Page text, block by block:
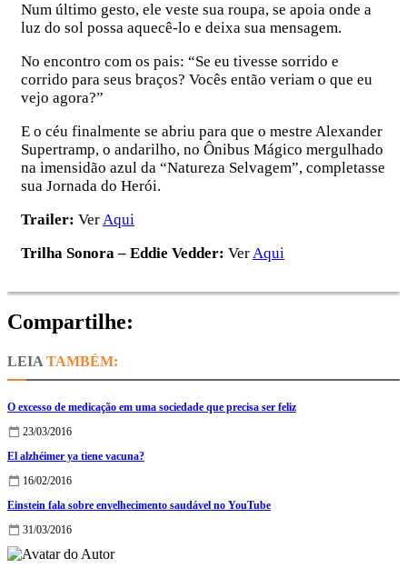
Num último gesto, ele veste sua roupa, se apoia onde a
luz do sol possa aquecê-lo e deixa sua mensagem.
No encontro com os pais: “Se eu tivesse sorrido e
corrido para seus braços? Vocês então veriam o que eu
vejo agora?”
E o céu finalmente se abriu para que o mestre Alexander
Supertramp, o andarilho, no Ônibus Mágico mergulhado
na imensidão azul da “Natureza Selvagem”, completasse
sua Jornada do Herói.
Trailer: VerAqui
Trilha Sonora – Eddie Vedder: VerAqui
Compartilhe:
TAMBÉM:
O excesso de medicação em uma sociedade que precisa ser feliz
23/03/2016
El alzhéimer ya tiene vacuna?
16/02/2016
Einstein fala sobre envelhecimento saudável no YouTube
31/03/2016